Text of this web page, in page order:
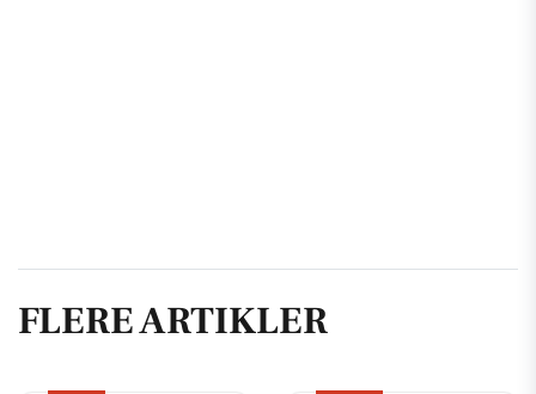
FLERE ARTIKLER